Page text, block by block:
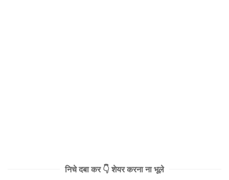
निचे दबा कर 👇 शेयर करना ना भूले